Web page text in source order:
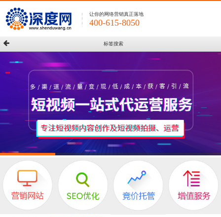
让你的网络营销真正落地
400-615-8050
标签搜索